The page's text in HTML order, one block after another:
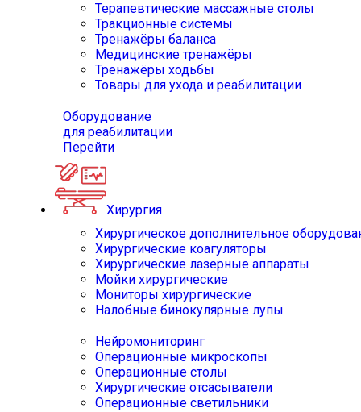
Терапевтические массажные столы
Тракционные системы
Тренажёры баланса
Медицинские тренажёры
Тренажёры ходьбы
Товары для ухода и реабилитации
Оборудование
для реабилитации
Перейти
Хирургия
Хирургическое дополнительное
Хирургические коагуляторы
Хирургические лазерные аппараты
Мойки хирургические
Мониторы хирургические
Налобные бинокулярные лупы
Нейромониторинг
Операционные микроскопы
Операционные столы
Хирургические отсасыватели
Операционные светильники